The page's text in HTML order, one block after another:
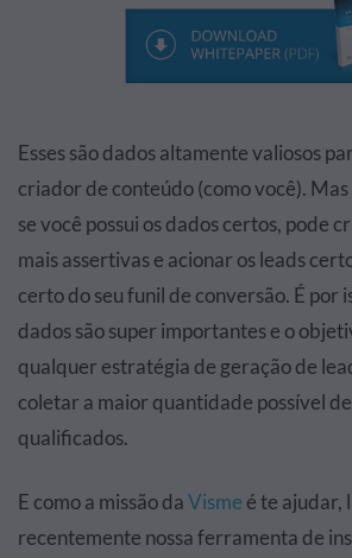
Esses são dados altamente valiosos
criador de conteúdo (como você). Mas
se você possui os dados certos, pode
mais assertivas e acionar os leads
certo do seu funil de conversão. É por
dados são super importantes e o
qualquer estratégia de geração de
coletar a maior quantidade possível
qualificados.
E como a missão daVisme é te ajudar,
recentemente nossa ferramenta de